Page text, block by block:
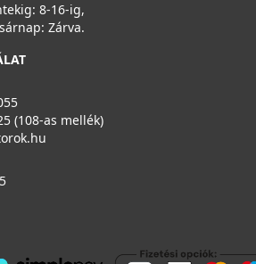
8-16-ig,
Zárva.
(108-as mellék)